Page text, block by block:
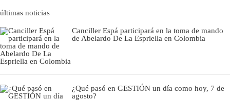
últimas noticias
Canciller Espá participará en la toma de mando
de Abelardo De La Espriella en Colombia
¿Qué pasó en GESTIÓN un día como hoy, 7 de
agosto?